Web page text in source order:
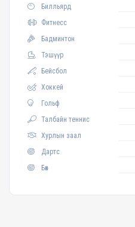
Билльярд
Фитнесс
Бадминтон
Тэшүүр
Бейсбол
Хоккей
Гольф
Талбайн теннис
Хурлын заал
Дартс
Бөх